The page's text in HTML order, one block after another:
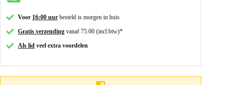
Voor 16:00 uur besteld is morgen in huis
Gratis verzending vanaf 75.00 (incl.btw)*
Als lid veel extra voordelen